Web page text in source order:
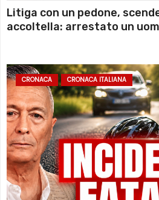
Litiga con un pedone,
accoltella: arrestato un
CRONACA CRONACA ITALIANA